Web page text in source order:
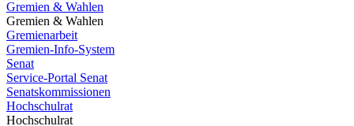
Gremien & Wahlen
Gremien & Wahlen
Gremienarbeit
Gremien-Info-System
Senat
Service-Portal Senat
Senatskommissionen
Hochschulrat
Hochschulrat